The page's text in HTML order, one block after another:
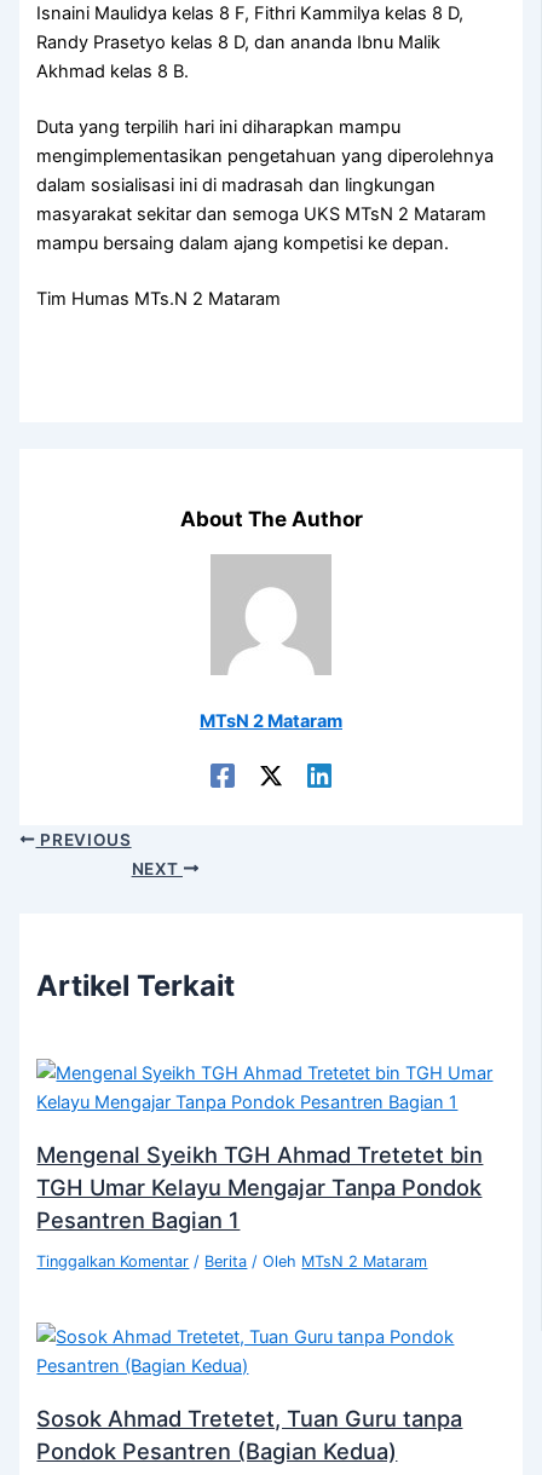
Isnaini Maulidya kelas 8 F, Fithri Kammilya kelas 8 D,
Randy Prasetyo kelas 8 D, dan ananda Ibnu Malik
Akhmad kelas 8 B.
Duta yang terpilih hari ini diharapkan mampu
mengimplementasikan pengetahuan yang diperolehnya
dalam sosialisasi ini di madrasah dan lingkungan
masyarakat sekitar dan semoga UKS MTsN 2 Mataram
mampu bersaing dalam ajang kompetisi ke depan.
Tim Humas MTs.N 2 Mataram
About The Author
MTsN 2 Mataram
PREVIOUS
NEXT
Artikel Terkait
Mengenal Syeikh TGH Ahmad Tretetet bin
TGH Umar Kelayu Mengajar Tanpa Pondok
Pesantren Bagian 1
Tinggalkan Komentar / Berita / Oleh MTsN 2 Mataram
Sosok Ahmad Tretetet, Tuan Guru tanpa
Pondok Pesantren (Bagian Kedua)